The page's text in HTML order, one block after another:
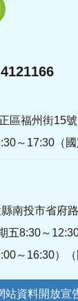
區福州街15號
～17:30（國
南投市省府
五8:30～
～16:30）
站資料開放宣